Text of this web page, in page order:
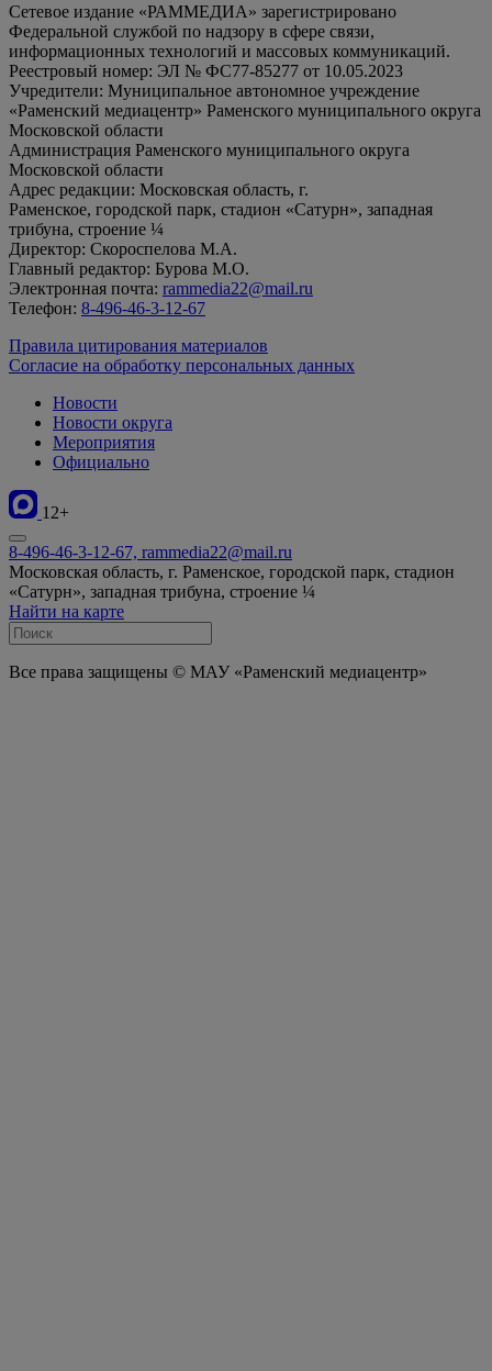
Сетевое издание «РАММЕДИА» зарегистрировано
Федеральной службой по надзору в сфере связи,
информационных технологий и массовых коммуникаций.
Реестровый номер: ЭЛ № ФС77-85277 от 10.05.2023
Учредители: Муниципальное автономное учреждение
«Раменский медиацентр» Раменского муниципального округа
Московской области
Администрация Раменского муниципального округа
Московской области
Адрес редакции: Московская область, г.
Раменское, городской парк, стадион «Сатурн», западная
трибуна, строение ¼
Директор: Скороспелова М.А.
Главный редактор: Бурова М.О.
Электронная почта: rammedia22@mail.ru
Телефон: 8-496-46-3-12-67
Правила цитирования материалов
Согласие на обработку персональных данных
Новости
Новости округа
Мероприятия
Официально
12+
8-496-46-3-12-67, rammedia22@mail.ru
Московская область, г. Раменское, городской парк, стадион
«Сатурн», западная трибуна, строение ¼
Найти на карте
Все права защищены © МАУ «Раменский медиацентр»